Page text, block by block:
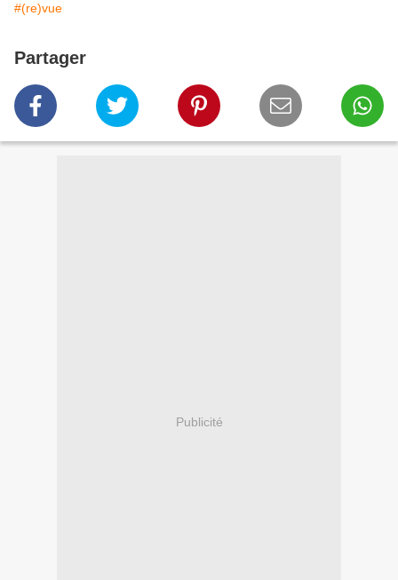
#(re)vue
Partager
Publicité